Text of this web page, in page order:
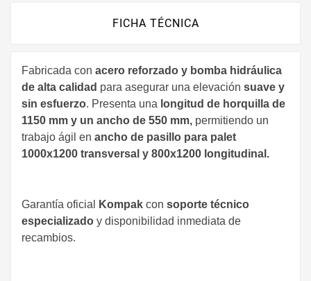
FICHA TÉCNICA
Fabricada con acero reforzado y bomba hidráulica
de alta calidad para asegurar una elevación suave y
sin esfuerzo. Presenta una longitud de horquilla de
1150 mm y un ancho de 550 mm, permitiendo un
trabajo ágil en ancho de pasillo para palet
1000x1200 transversal y 800x1200 longitudinal.
Garantía oficial Kompak con soporte técnico
especializado y disponibilidad inmediata de
recambios.